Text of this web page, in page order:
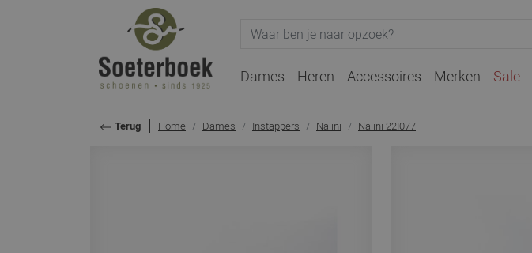
Dames Heren Accessoires Merken Sale
Terug Home Dames Instappers Nalini Nalini 22I077